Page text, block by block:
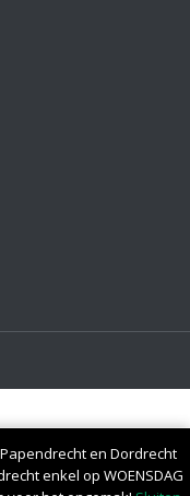
om uw gebruikers
ACCEPTEER
en Dordrecht
enkel op WOENSDAG